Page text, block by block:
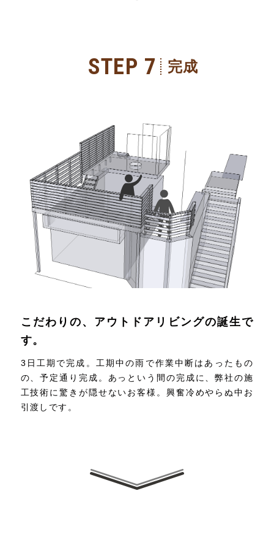
STEP 7 完成
こだわりの、アウトドアリビングの誕生で
す。
3日工期で完成。工期中の雨で作業中断はあったもの
の、予定通り完成。あっという間の完成に、弊社の施
工技術に驚きが隠せないお客様。興奮冷めやらぬ中お
引渡しです。